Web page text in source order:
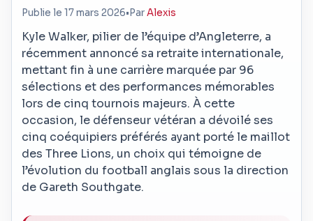
Publie le 17 mars 2026• ParAlexis
Kyle Walker, pilier de l’équipe d’Angleterre, a
récemment annoncé sa retraite internationale,
mettant fin à une carrière marquée par 96
sélections et des performances mémorables
lors de cinq tournois majeurs. À cette
occasion, le défenseur vétéran a dévoilé ses
cinq coéquipiers préférés ayant porté le maillot
des Three Lions, un choix qui témoigne de
l’évolution du football anglais sous la direction
de Gareth Southgate.